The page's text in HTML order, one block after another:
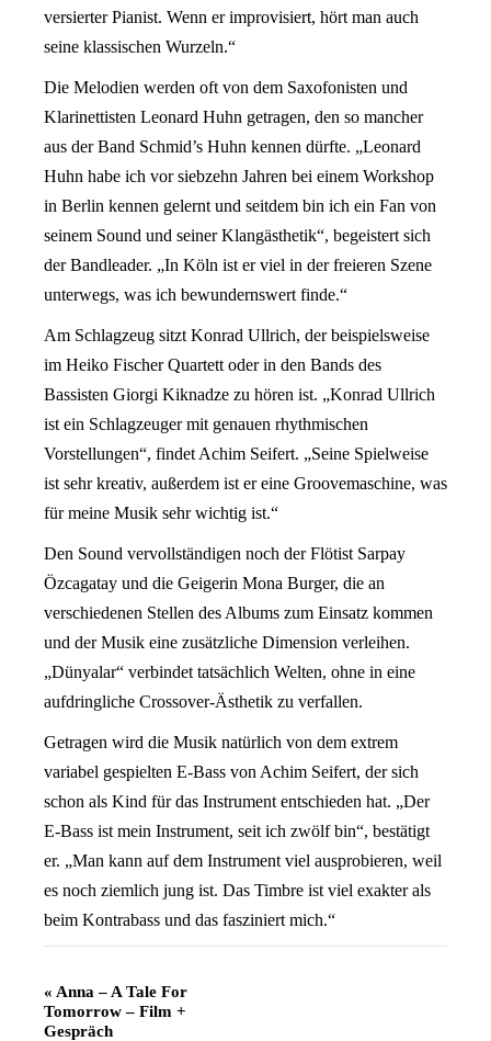
versierter Pianist. Wenn er improvisiert, hört man auch
seine klassischen Wurzeln.“
Die Melodien werden oft von dem Saxofonisten und
Klarinettisten Leonard Huhn getragen, den so mancher
aus der Band Schmid’s Huhn kennen dürfte. „Leonard
Huhn habe ich vor siebzehn Jahren bei einem Workshop
in Berlin kennen gelernt und seitdem bin ich ein Fan von
seinem Sound und seiner Klangästhetik“, begeistert sich
der Bandleader. „In Köln ist er viel in der freieren Szene
unterwegs, was ich bewundernswert finde.“
Am Schlagzeug sitzt Konrad Ullrich, der beispielsweise
im Heiko Fischer Quartett oder in den Bands des
Bassisten Giorgi Kiknadze zu hören ist. „Konrad Ullrich
ist ein Schlagzeuger mit genauen rhythmischen
Vorstellungen“, findet Achim Seifert. „Seine Spielweise
ist sehr kreativ, außerdem ist er eine Groovemaschine, was
für meine Musik sehr wichtig ist.“
Den Sound vervollständigen noch der Flötist Sarpay
Özcagatay und die Geigerin Mona Burger, die an
verschiedenen Stellen des Albums zum Einsatz kommen
und der Musik eine zusätzliche Dimension verleihen.
„Dünyalar“ verbindet tatsächlich Welten, ohne in eine
aufdringliche Crossover-Ästhetik zu verfallen.
Getragen wird die Musik natürlich von dem extrem
variabel gespielten E-Bass von Achim Seifert, der sich
schon als Kind für das Instrument entschieden hat. „Der
E-Bass ist mein Instrument, seit ich zwölf bin“, bestätigt
er. „Man kann auf dem Instrument viel ausprobieren, weil
es noch ziemlich jung ist. Das Timbre ist viel exakter als
beim Kontrabass und das fasziniert mich.“
Veranstaltung
Navigation
« Anna – A Tale For
Tomorrow – Film +
Gespräch